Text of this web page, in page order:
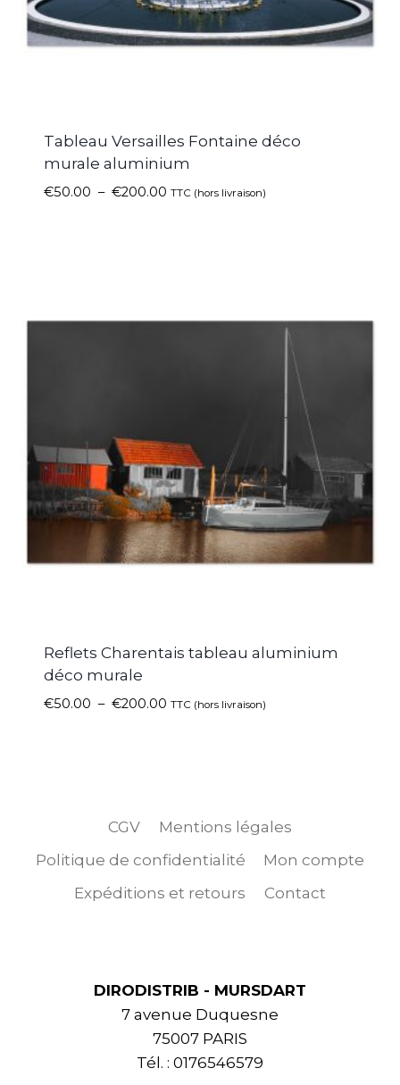
Tableau Versailles Fontaine déco
murale aluminium
€50.00 – €200.00 TTC (hors livraison)
Reflets Charentais tableau aluminium
déco murale
€50.00 – €200.00 TTC (hors livraison)
CGV
Mentions légales
Politique de confidentialité
Mon compte
Expéditions et retours
Contact
DIRODISTRIB - MURSDART
7 avenue Duquesne
75007 PARIS
Tél. : 0176546579